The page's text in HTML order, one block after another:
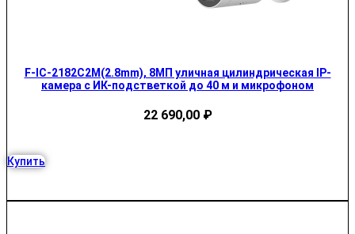
F-IC-2182С2M(2.8mm), 8МП уличная цилиндрическая IP-
камера с ИК-подстветкой до 40 м и микрофоном
22 690,00 ₽
Купить